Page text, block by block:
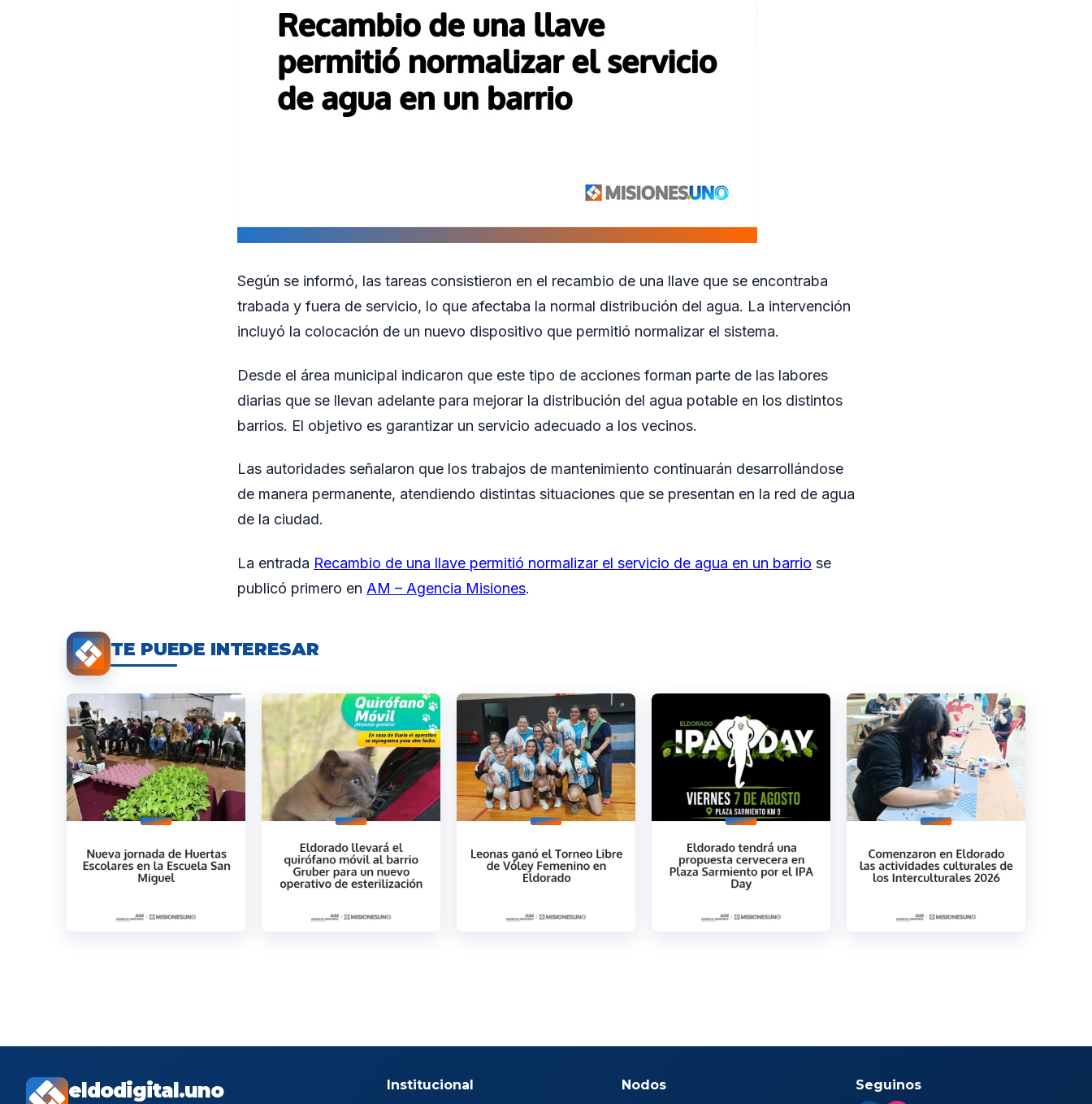
Según se informó, las tareas consistieron en el recambio de una llave que se encontraba
trabada y fuera de servicio, lo que afectaba la normal distribución del agua. La intervención
incluyó la colocación de un nuevo dispositivo que permitió normalizar el sistema.
Desde el área municipal indicaron que este tipo de acciones forman parte de las labores
diarias que se llevan adelante para mejorar la distribución del agua potable en los distintos
barrios. El objetivo es garantizar un servicio adecuado a los vecinos.
Las autoridades señalaron que los trabajos de mantenimiento continuarán desarrollándose
de manera permanente, atendiendo distintas situaciones que se presentan en la red de agua
de la ciudad.
La entrada Recambio de una llave permitió normalizar el servicio de agua en un barrio se
publicó primero en AM – Agencia Misiones.
TE PUEDE INTERESAR
eldodigital.uno Institucional Nodos Seguinos